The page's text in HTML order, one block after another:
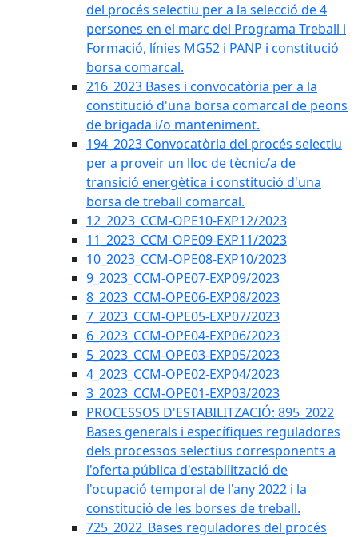
del procés selectiu per a la selecció de 4
persones en el marc del Programa Treball i
Formació, línies MG52 i PANP i constitució
borsa comarcal.
216_2023 Bases i convocatòria per a la
constitució d'una borsa comarcal de peons
de brigada i/o manteniment.
194_2023 Convocatòria del procés selectiu
per a proveir un lloc de tècnic/a de
transició energètica i constitució d'una
borsa de treball comarcal.
12_2023_CCM-OPE10-EXP12/2023
11_2023_CCM-OPE09-EXP11/2023
10_2023_CCM-OPE08-EXP10/2023
9_2023_CCM-OPE07-EXP09/2023
8_2023_CCM-OPE06-EXP08/2023
7_2023_CCM-OPE05-EXP07/2023
6_2023_CCM-OPE04-EXP06/2023
5_2023_CCM-OPE03-EXP05/2023
4_2023_CCM-OPE02-EXP04/2023
3_2023_CCM-OPE01-EXP03/2023
PROCESSOS D'ESTABILITZACIÓ: 895_2022
Bases generals i específiques reguladores
dels processos selectius corresponents a
l'oferta pública d'estabilització de
l'ocupació temporal de l'any 2022 i la
constitució de les borses de treball.
725_2022_Bases reguladores del procés